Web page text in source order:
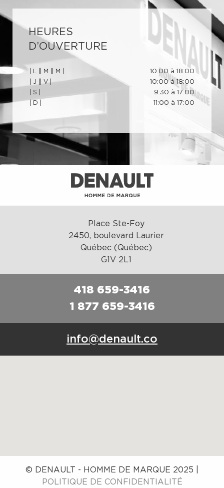
HEURES
D’OUVERTURE
| M | | M | 10:00 à 18:00
| J | | V | 10:00 à 18:00
| S | 9:30 à 17:00
| D | 11:00 à 17:00
Place Ste-Foy
2450, boulevard Laurier
Québec (Québec)
G1V 2L1
418 659-3416
1 877 659-3416
info@denault.co
© DENAULT - HOMME DE MARQUE 2025 |
POLITIQUE DE CONFIDENTIALITÉ